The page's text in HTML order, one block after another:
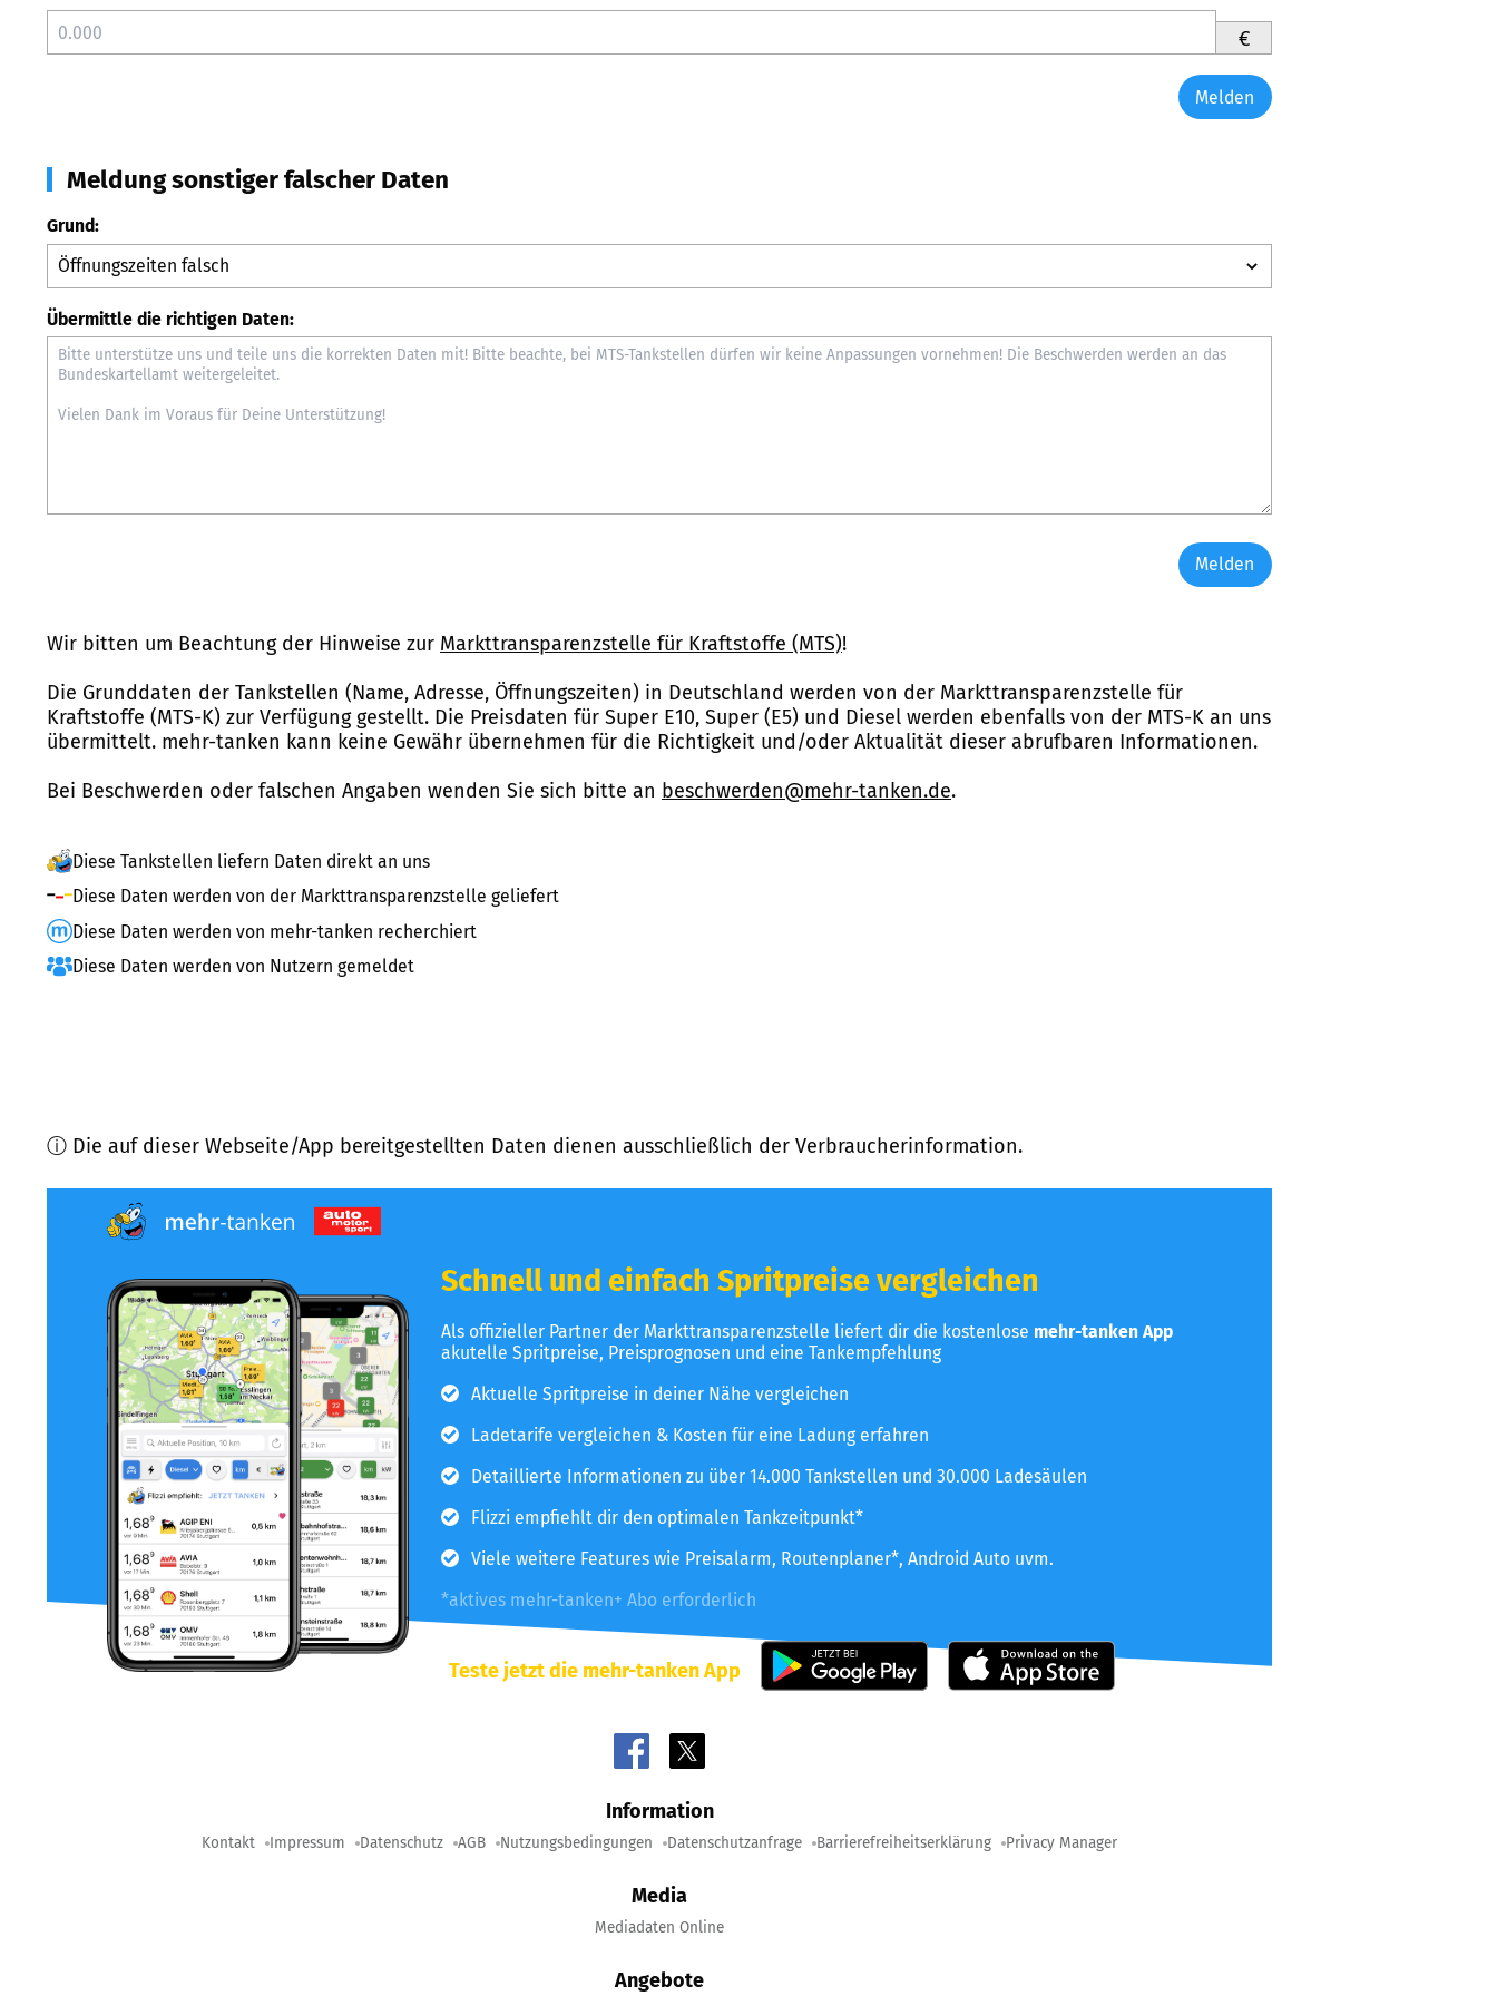
€
Melden
Meldung sonstiger falscher Daten
Grund:
Übermittle die richtigen Daten:
Melden
Wir bitten um Beachtung der Hinweise zur Markttransparenzstelle für Kraftstoffe (MTS)!
Die Grunddaten der Tankstellen (Name, Adresse, Öffnungszeiten) in Deutschland werden von der Markttransparenzstelle für
Kraftstoffe (MTS-K) zur Verfügung gestellt. Die Preisdaten für Super E10, Super (E5) und Diesel werden ebenfalls von der MTS-K an uns
übermittelt. mehr-tanken kann keine Gewähr übernehmen für die Richtigkeit und/oder Aktualität dieser abrufbaren Informationen.
Bei Beschwerden oder falschen Angaben wenden Sie sich bitte an beschwerden@mehr-tanken.de.
Diese Tankstellen liefern Daten direkt an uns
Diese Daten werden von der Markttransparenzstelle geliefert
Diese Daten werden von mehr-tanken recherchiert
Diese Daten werden von Nutzern gemeldet
ⓘ Die auf dieser Webseite/App bereitgestellten Daten dienen ausschließlich der Verbraucherinformation.
Schnell und einfach Spritpreise vergleichen
Als offizieller Partner der Markttransparenzstelle liefert dir die kostenlose mehr-tanken App
akutelle Spritpreise, Preisprognosen und eine Tankempfehlung
Aktuelle Spritpreise in deiner Nähe vergleichen
Ladetarife vergleichen & Kosten für eine Ladung erfahren
Detaillierte Informationen zu über 14.000 Tankstellen und 30.000 Ladesäulen
Flizzi empfiehlt dir den optimalen Tankzeitpunkt*
Viele weitere Features wie Preisalarm, Routenplaner*, Android Auto uvm.
*aktives mehr-tanken+ Abo erforderlich
Teste jetzt die mehr-tanken App
Information
Kontakt Impressum Datenschutz AGB Nutzungsbedingungen Datenschutzanfrage Barrierefreiheitserklärung Privacy Manager
Media
Mediadaten Online
Angebote